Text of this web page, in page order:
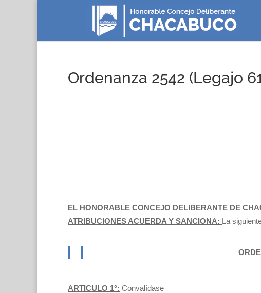
Ordenanza 2542 (Legajo
EL HONORABLE CONCEJO DELIBERANTE DE
ATRIBUCIONES ACUERDA Y SANCIONA: La
ARTICULO 1°: Convalídase